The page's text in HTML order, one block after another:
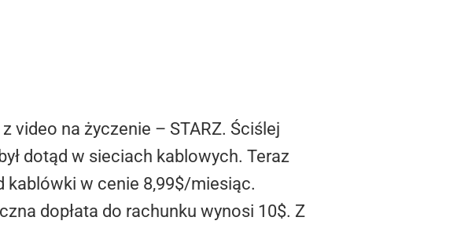
video na życzenie – STARZ. Ściślej
dotąd w sieciach kablowych. Teraz
kablówki w cenie 8,99$/miesiąc.
dopłata do rachunku wynosi 10$. Z